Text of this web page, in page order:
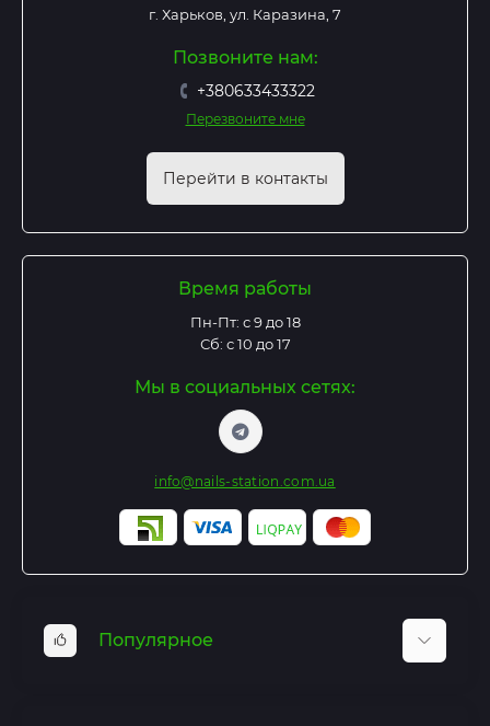
г. Харьков, ул. Каразина, 7
Позвоните нам:
+380633433322
Перезвоните мне
Перейти в контакты
Время работы
Пн-Пт: с 9 до 18
Сб: с 10 до 17
Мы в социальных сетях:
info@nails-station.com.ua
Популярное